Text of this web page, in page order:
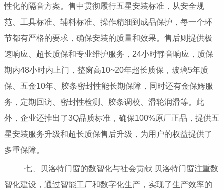
性化的隔音方案。售中贯彻履行五星安装标准，从安全规
范、工具标准、辅料标准、操作精细到成品保护，每一个环
节都有严格的要求，确保安装的质量和效果。售后则提供极
速响应、超长质保和专业维护服务，24小时静音响应，质保
期内48小时内上门，整窗高10~20年超长质保，玻璃5年质
保、五金10年、胶条密封性能长期保障，同时还有金保姆服
务，定期回访、密封性检测、胶条调校、滑轮润滑等。此
外，企业还推出了3Q品质标准，确保100%原厂正品，提供五
星安装服务升级和超长质保售后升级，为用户的权益提供了
多重保障。
七、贝洛特门窗的数智化与社会贡献 贝洛特门窗注重数
智化建设，通过智能工厂和数字化生产，实现了生产效率的